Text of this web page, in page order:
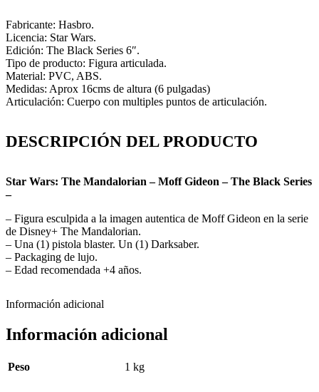
Fabricante: Hasbro.
Licencia: Star Wars.
Edición: The Black Series 6″.
Tipo de producto: Figura articulada.
Material: PVC, ABS.
Medidas: Aprox 16cms de altura (6 pulgadas)
Articulación: Cuerpo con multiples puntos de articulación.
DESCRIPCIÓN DEL PRODUCTO
Star Wars: The Mandalorian – Moff Gideon – The Black Series
–
– Figura esculpida a la imagen autentica de Moff Gideon en la serie
de Disney+ The Mandalorian.
– Una (1) pistola blaster. Un (1) Darksaber.
– Packaging de lujo.
– Edad recomendada +4 años.
Información adicional
Información adicional
Peso 1 kg